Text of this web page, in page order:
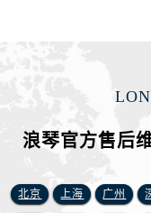
浪琴官方售后
北京 上海 广州